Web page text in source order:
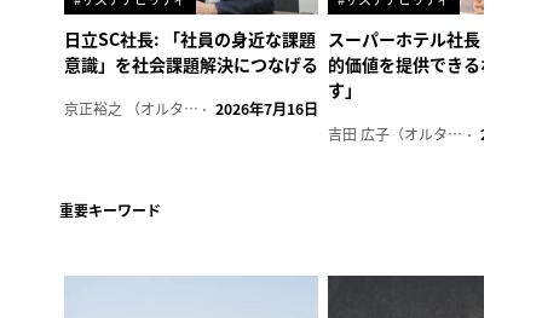
日立SC社長: 「社員の身近な課題
意識」を社会課題解決につなげる
京正裕之 （オルタナ副編集長） 2026年7月16日
スーパーホテル社長「地域
的価値を提供できるホテル
す」
吉田 広子（オルタナ輪番編集長） 2026年6
重要キーワード